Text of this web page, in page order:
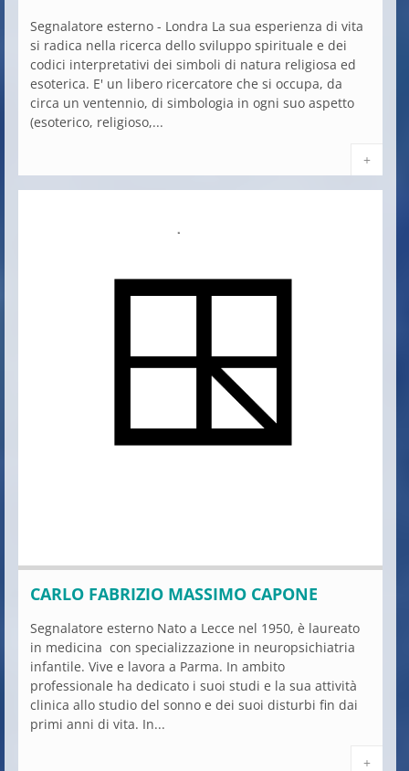
Segnalatore esterno - Londra La sua esperienza di vita
si radica nella ricerca dello sviluppo spirituale e dei
codici interpretativi dei simboli di natura religiosa ed
esoterica. E' un libero ricercatore che si occupa, da
circa un ventennio, di simbologia in ogni suo aspetto
(esoterico, religioso,...
+
CARLO FABRIZIO MASSIMO CAPONE
Segnalatore esterno Nato a Lecce nel 1950, è laureato
in medicina con specializzazione in neuropsichiatria
infantile. Vive e lavora a Parma. In ambito
professionale ha dedicato i suoi studi e la sua attività
clinica allo studio del sonno e dei suoi disturbi fin dai
primi anni di vita. In...
+